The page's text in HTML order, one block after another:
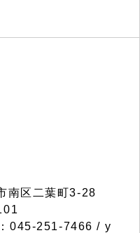
南区二葉町3-28
045-251-7466 / y